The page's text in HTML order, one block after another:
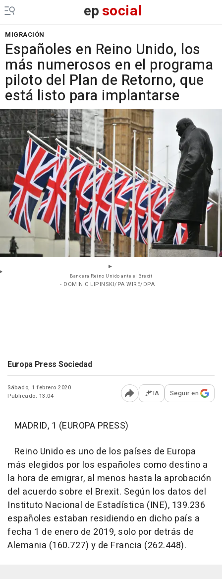
epsocial
MIGRACIÓN
Españoles en Reino Unido, los
más numerosos en el programa
piloto del Plan de Retorno, que
está listo para implantarse
Bandera Reino Unido ante el Brexit
- DOMINIC LIPINSKI/PA WIRE/DPA
Europa Press Sociedad
Sábado, 1 febrero 2020
Publicado: 13:04
Abrir opciones para
IA Seguir en
MADRID, 1 (EUROPA PRESS)
Reino Unido es uno de los países de Europa
más elegidos por los españoles como destino a
la hora de emigrar, al menos hasta la aprobación
del acuerdo sobre el Brexit. Según los datos del
Instituto Nacional de Estadística (INE), 139.236
españoles estaban residiendo en dicho país a
fecha 1 de enero de 2019, solo por detrás de
Alemania (160.727) y de Francia (262.448).